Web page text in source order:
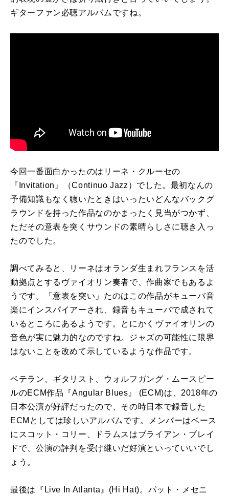
ギターファン必聴アルバムですね。
今回一番面白かったのはリーネ・クルーセの
『 Invitation 』（Continuo Jazz ）でした。最初なんの
予備知識もなく聴いたときはいったいどんなバックグ
ラウンドを持った作品なのかまったく見当がつかず、
ただその意表を突くサウンドの素晴らしさに聴き入っ
たのでした。
調べてみると、リーネはオランダ生まれフランスを活
動拠点とするヴァイオリン奏者で、作曲家でもあるよ
うです。「意表を突い」たのはこの作品がキューバ音
楽にインスパイアーされ、録音もキューバで成されて
いるところにあるようです。とにかくヴァイオリンの
音色が実に魅力的なのですね。ジャズの可能性に限界
はないことを改めて示しているような作品です。
ベテラン、ギタリスト、ウォルフガング・ムースピー
ルのECM作品『Angular Blues 』 (ECM)は、 2018年の
日本公演が好評だったので、その時日本で録音した
ECM としては珍しいアルバムです。メンバーはベース
にスコット・コリー、ドラムスはブライアン・ブレイ
ドで、公演の評判を受け継いだ好演といっていいでし
ょう。
最後は『 Live In Atlanta 』 (Hi Hat)。 パット・メセニ